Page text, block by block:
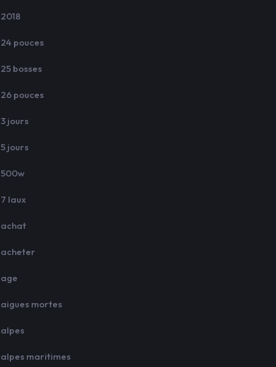
2018
24 pouces
25 bosses
26 pouces
3 jours
5 jours
500w
7 laux
achat
acheter
age
aigues mortes
alpes
alpes maritimes